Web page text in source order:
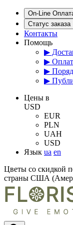
On-Line
Статус заказа
Контакты
Помощь
▶
▶
▶
▶
Цены в
USD
EUR
PLN
UAH
USD
Язык ua en
Цветы со скидкой
страны США